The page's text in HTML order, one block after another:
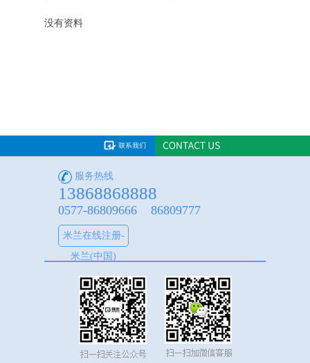
没有资料
服务热线
13868868888
0577-86809666 86809777
米兰在线注册-
米兰(中国)